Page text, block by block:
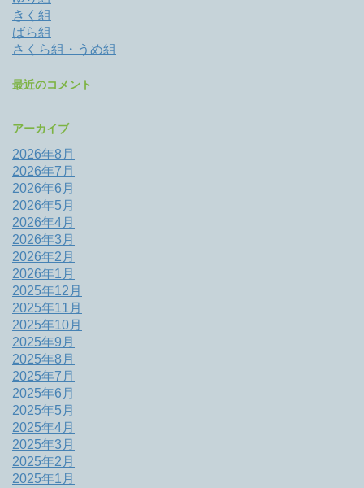
きく組
ばら組
さくら組・うめ組
最近のコメント
アーカイブ
2026年8月
2026年7月
2026年6月
2026年5月
2026年4月
2026年3月
2026年2月
2026年1月
2025年12月
2025年11月
2025年10月
2025年9月
2025年8月
2025年7月
2025年6月
2025年5月
2025年4月
2025年3月
2025年2月
2025年1月